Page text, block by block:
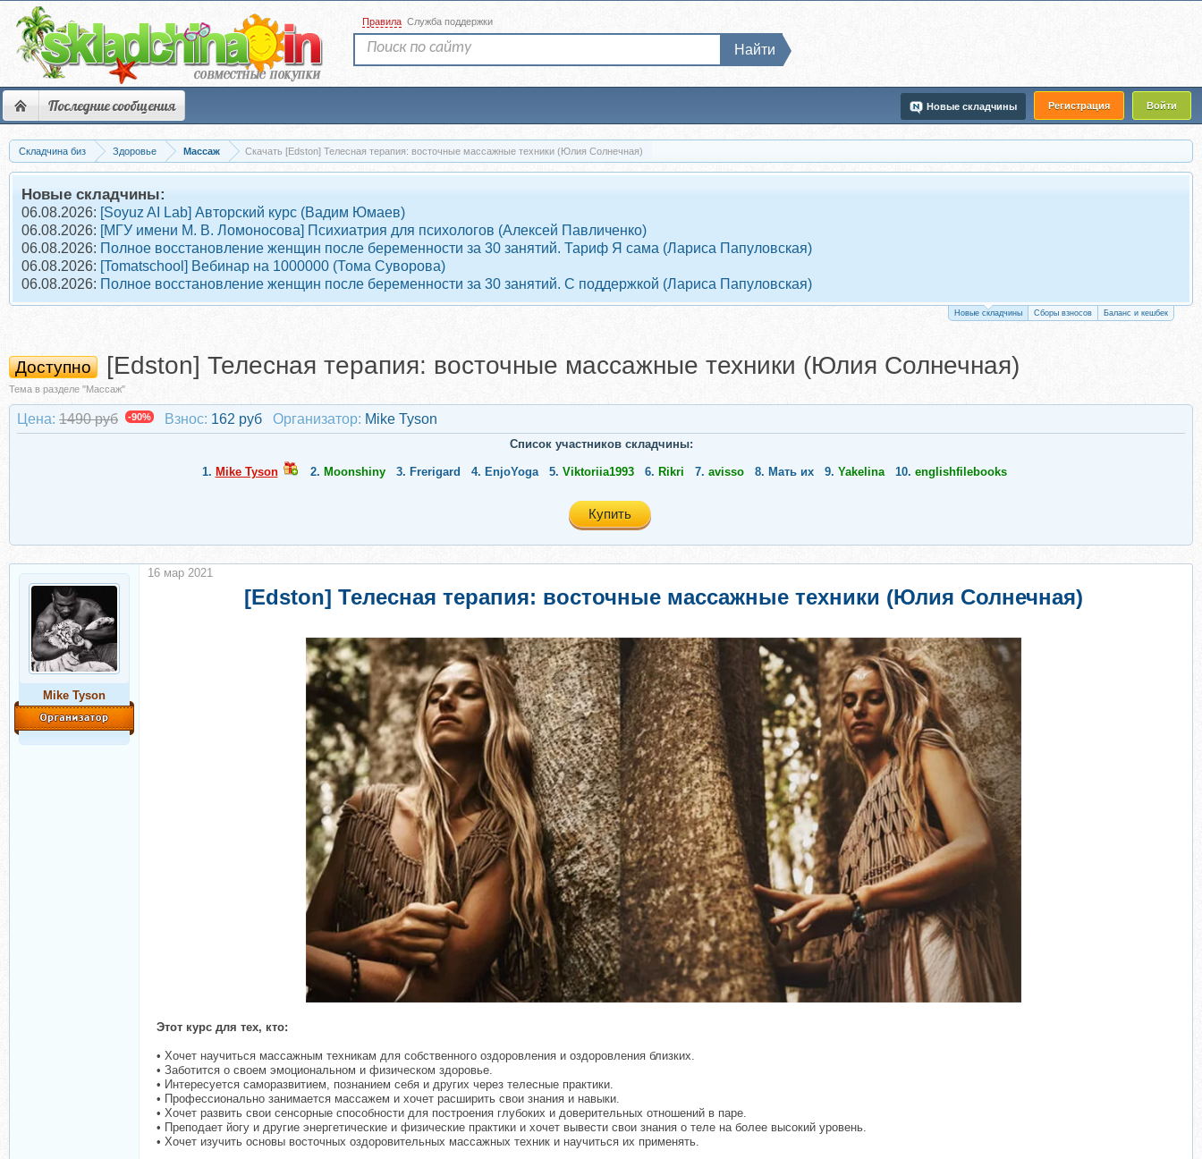
Последние сообщения Регистрация Войти
Новые складчины
Правила Служба поддержки
Найти
Складчина биз Здоровье Массаж Скачать [Edston] Телесная терапия: восточные массажные техники (Юлия Солнечная)
Новые складчины:
06.08.2026: [Soyuz AI Lab] Авторский курс (Вадим Юмаев)
06.08.2026: [МГУ имени М. В. Ломоносова] Психиатрия для психологов (Алексей Павличенко)
06.08.2026: Полное восстановление женщин после беременности за 30 занятий. Тариф Я сама (Лариса Папуловская)
06.08.2026: [Tomatschool] Вебинар на 1000000 (Тома Суворова)
06.08.2026: Полное восстановление женщин после беременности за 30 занятий. С поддержкой (Лариса Папуловская)
Новые складчины Сборы взносов Баланс и кешбек
Доступно [Edston] Телесная терапия: восточные массажные техники (Юлия Солнечная)
Тема в разделе "Массаж"
Цена: 1490 руб -90% Взнос: 162 руб Организатор: Mike Tyson
Список участников складчины:
1. Mike Tyson 2. Moonshiny 3. Frerigard 4. EnjoYoga 5. Viktoriia1993 6. Rikri 7. avisso 8. Мать их 9. Yakelina 10. englishfilebooks
Купить
Mike Tyson
[Edston] Телесная терапия: восточные массажные техники (Юлия Солнечная)
Этот курс для тех, кто:
• Хочет научиться массажным техникам для собственного оздоровления и оздоровления близких.
• Заботится о своем эмоциональном и физическом здоровье.
• Интересуется саморазвитием, познанием себя и других через телесные практики.
• Профессионально занимается массажем и хочет расширить свои знания и навыки.
• Хочет развить свои сенсорные способности для построения глубоких и доверительных отношений в паре.
• Преподает йогу и другие энергетические и физические практики и хочет вывести свои знания о теле на более высокий уровень.
• Хочет изучить основы восточных оздоровительных массажных техник и научиться их применять.
16 мар 2021